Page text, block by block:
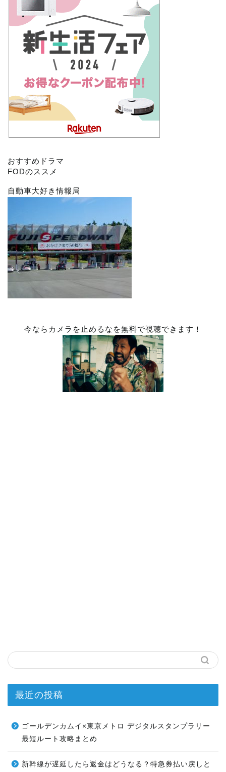
おすすめドラマ
FODのススメ
自動車大好き情報局
今ならカメラを止めるなを無料で視聴できます！
最近の投稿
ゴールデンカムイ×東京メトロ デジタルスタンプラリー
最短ルート攻略まとめ
新幹線が遅延したら返金はどうなる？特急券払い戻しと